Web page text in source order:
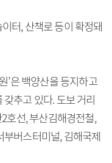
터, 산책로 등이 확정돼
’은 백양산을 등지하고
추고 있다. 도보 거리
호선, 부산김해경전철,
버스터미널, 김해국제